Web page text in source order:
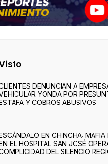
DENUNCIAN A
YONDA POR
Y COBROS ABUSIVOS
EN CHINCHA: MAFIA
EL HOSPITAL SAN JOSÉ
DEL SILENCIO